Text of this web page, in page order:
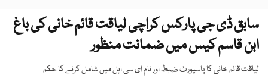
سابق ڈی جی پارکس کراچی لیاقت قائم خانی کی باغ
ابن قاسم کیس میں ضمانت منظور
لیاقت قائم خانی کا پاسپورٹ ضبط اور نام ای سی ایل میں شامل کرنے کا حکم